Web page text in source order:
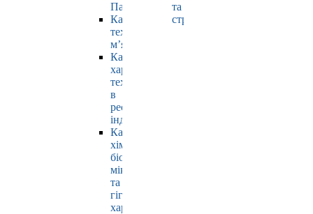
Павлюк
Кафедра
технології
м’яса
Кафедра
харчових
технологій
в
ресторанній
індустрії
Кафедра
хімії,
біохімії,
мікробіології
та
гігієни
харчування
та
страхування